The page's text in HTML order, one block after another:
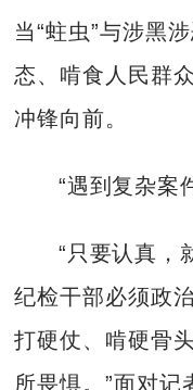
当“蛀虫”与涉黑
态、啃食人民群
冲锋向前。
“遇到复杂案
“只要认真，
纪检干部必须政
打硬仗、啃硬骨
所畏惧。”面对记